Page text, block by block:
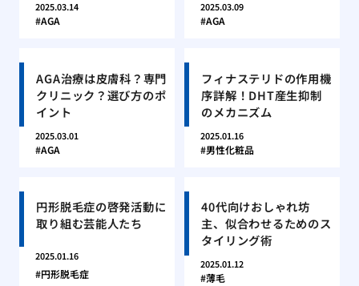
2025.03.14
AGA
2025.03.09
AGA
AGA治療は皮膚科？専門
クリニック？選び方のポ
イント
2025.03.01
AGA
フィナステリドの作用機
序詳解！DHT産生抑制
のメカニズム
2025.01.16
男性化粧品
円形脱毛症の啓発活動に
取り組む芸能人たち
2025.01.16
円形脱毛症
40代向けおしゃれ坊
主、似合わせるためのス
タイリング術
2025.01.12
薄毛